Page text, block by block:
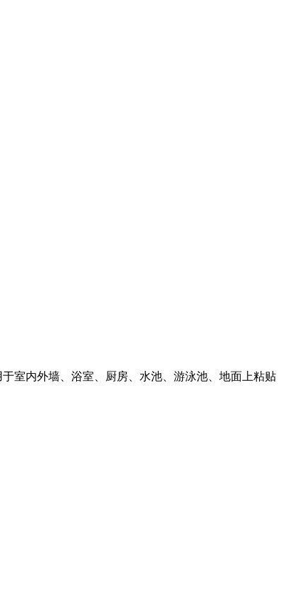
室内外墙、浴室、厨房、水池、游泳池、地面上粘贴